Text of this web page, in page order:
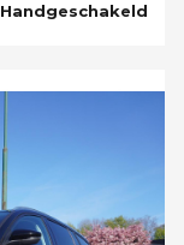
Handgeschakeld